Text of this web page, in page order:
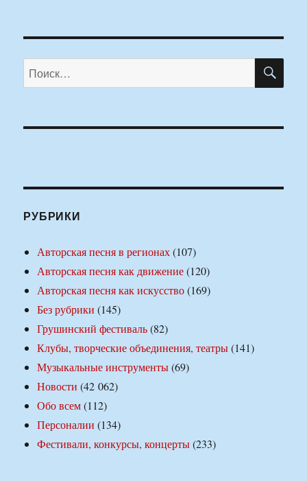
Искать:
РУБРИКИ
Авторская песня в регионах(107)
Авторская песня как движение(120)
Авторская песня как искусство(169)
Без рубрики (145)
Грушинский фестиваль(82)
Клубы, творческие объединения, театры(141)
Музыкальные инструменты(69)
Новости (42 062)
Обо всем(112)
Персоналии (134)
Фестивали, конкурсы, концерты(233)